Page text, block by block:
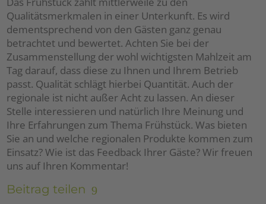
Qualitätsmerkmalen in einer Unterkunft. Es wird
dementsprechend von den Gästen ganz genau
betrachtet und bewertet. Achten Sie bei der
Zusammenstellung der wohl wichtigsten Mahlzeit am
Tag darauf, dass diese zu Ihnen und Ihrem Betrieb
passt. Qualität schlägt hierbei Quantität. Auch der
regionale ist nicht außer Acht zu lassen. An dieser
Stelle interessieren und natürlich Ihre Meinung und
Ihre Erfahrungen zum Thema Frühstück. Was bieten
Sie an und welche regionalen Produkte kommen zum
Einsatz? Wie ist das Feedback Ihrer Gäste? Wir freuen
uns auf Ihren Kommentar!
Beitrag teilen